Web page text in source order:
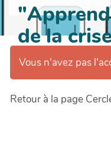
de la
Vous n'avez pas
Retour à la page